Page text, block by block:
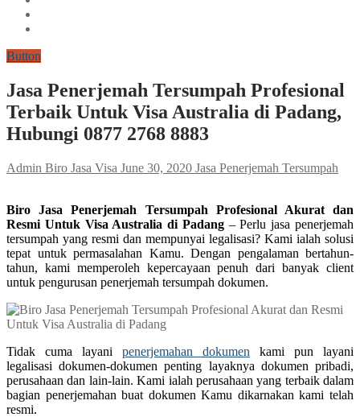
Button
Jasa Penerjemah Tersumpah Profesional
Terbaik Untuk Visa Australia di Padang,
Hubungi 0877 2768 8883
Admin Biro Jasa Visa June 30, 2020 Jasa Penerjemah Tersumpah
Biro Jasa Penerjemah Tersumpah Profesional Akurat dan
Resmi Untuk Visa Australia di Padang– Perlu jasa penerjemah
tersumpah yang resmi dan mempunyai legalisasi? Kami ialah solusi
tepat untuk permasalahan Kamu. Dengan pengalaman bertahun-
tahun, kami memperoleh kepercayaan penuh dari banyak client
untuk pengurusan penerjemah tersumpah dokumen.
Tidak cuma layani penerjemahan dokumen kami pun layani
legalisasi dokumen-dokumen penting layaknya dokumen pribadi,
perusahaan dan lain-lain. Kami ialah perusahaan yang terbaik dalam
bagian penerjemahan buat dokumen Kamu dikarnakan kami telah
resmi.